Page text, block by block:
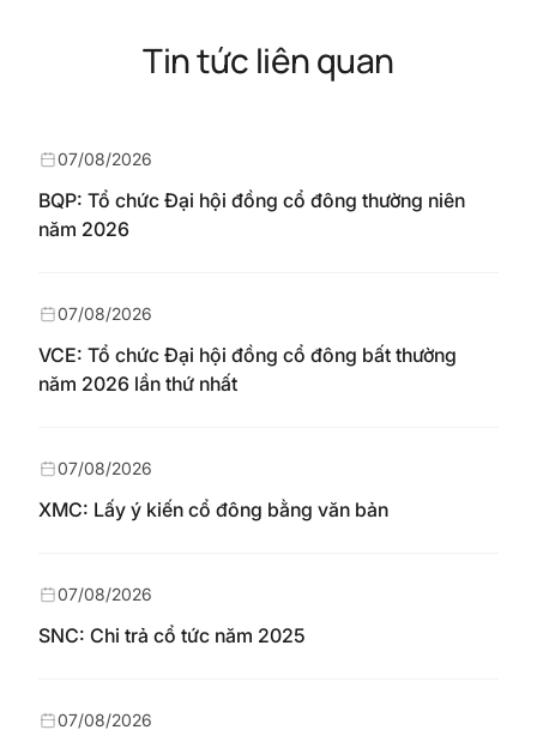
Tin tức liên quan
BQP: Tổ chức Đại hội đồng cổ đông thường niên
năm 2026
07/08/2026
VCE: Tổ chức Đại hội đồng cổ đông bất thường
năm 2026 lần thứ nhất
07/08/2026
XMC: Lấy ý kiến cổ đông bằng văn bản
07/08/2026
SNC: Chi trả cổ tức năm 2025
07/08/2026
07/08/2026